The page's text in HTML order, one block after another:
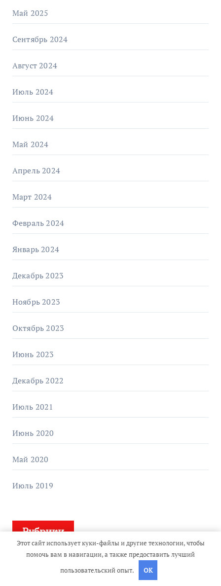
Май 2025
Сентябрь 2024
Август 2024
Июль 2024
Июнь 2024
Май 2024
Апрель 2024
Март 2024
Февраль 2024
Январь 2024
Декабрь 2023
Ноябрь 2023
Октябрь 2023
Июнь 2023
Декабрь 2022
Июль 2021
Июнь 2020
Май 2020
Июль 2019
Рубрики
Этот сайт использует куки-файлы и другие технологии, чтобы
помочь вам в навигации, а также предоставить лучший
пользовательский опыт.
OK